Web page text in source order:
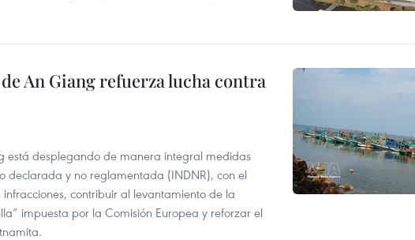
An Giang refuerza lucha contra
está desplegando de manera integral medidas
declarada y no reglamentada (INDNR), con el
contribuir al levantamiento de la
impuesta por la Comisión Europea y reforzar el